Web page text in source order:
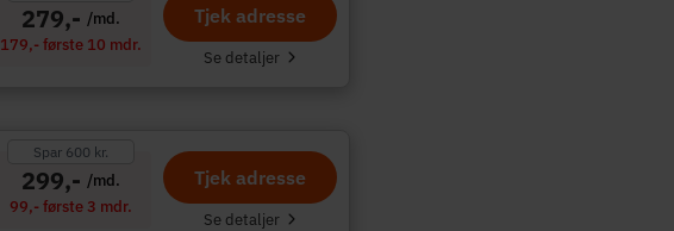
279,- /md.
179,- første 10 mdr.
Tjek adresse
Se detaljer
Spar 600 kr.
299,- /md.
99,- første 3 mdr.
Tjek adresse
Se detaljer